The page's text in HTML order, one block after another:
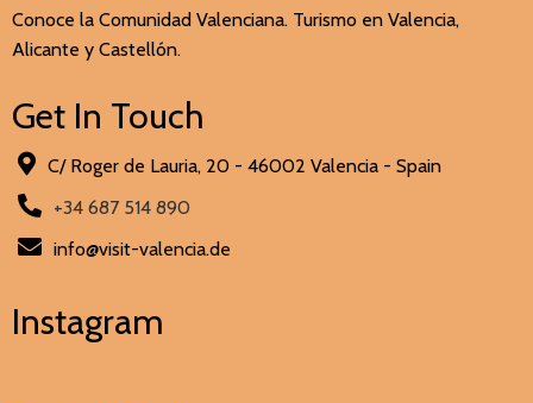
Conoce la Comunidad Valenciana. Turismo en Valencia,
Alicante y Castellón.
Get In Touch
C/ Roger de Lauria, 20 - 46002 Valencia - Spain
+34 687 514 890
info@visit-valencia.de
Instagram